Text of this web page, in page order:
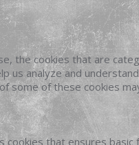
the cookies that are
analyze and
some of these cookies
that ensures